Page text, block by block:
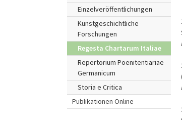
Einzelveröffentlichungen
Kunstgeschichtliche
Forschungen
Regesta Chartarum Italiae
Repertorium Poenitentiariae
Germanicum
Storia e Critica
Publikationen Online